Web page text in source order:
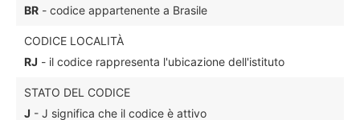
BR - codice appartenente a Brasile
CODICE LOCALITÀ
RJ - il codice rappresenta l'ubicazione dell'istituto
STATO DEL CODICE
J - J significa che il codice è attivo